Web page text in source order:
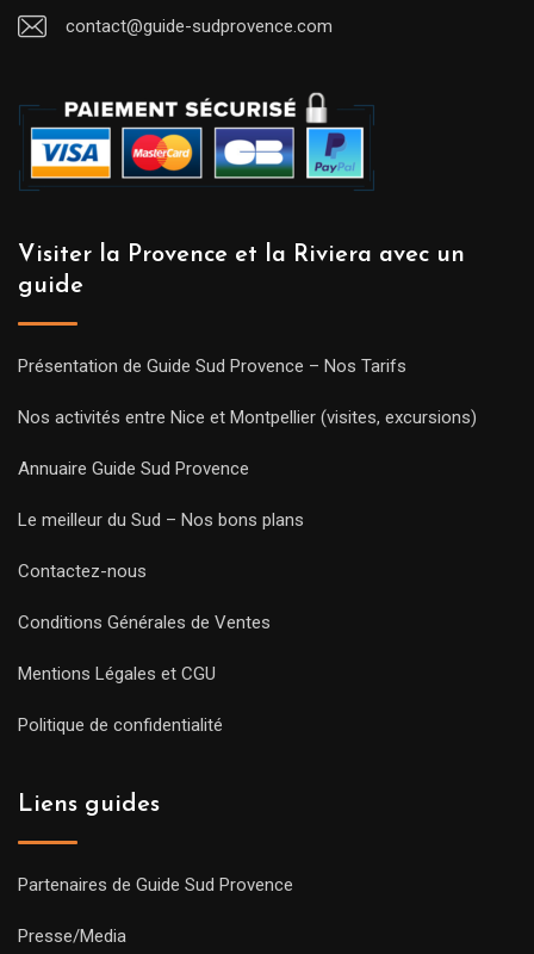
contact@guide-sudprovence.com
Visiter la Provence et la Riviera avec un
guide
Présentation de Guide Sud Provence – Nos Tarifs
Nos activités entre Nice et Montpellier (visites, excursions)
Annuaire Guide Sud Provence
Le meilleur du Sud – Nos bons plans
Contactez-nous
Conditions Générales de Ventes
Mentions Légales et CGU
Politique de confidentialité
Liens guides
Partenaires de Guide Sud Provence
Presse/Media